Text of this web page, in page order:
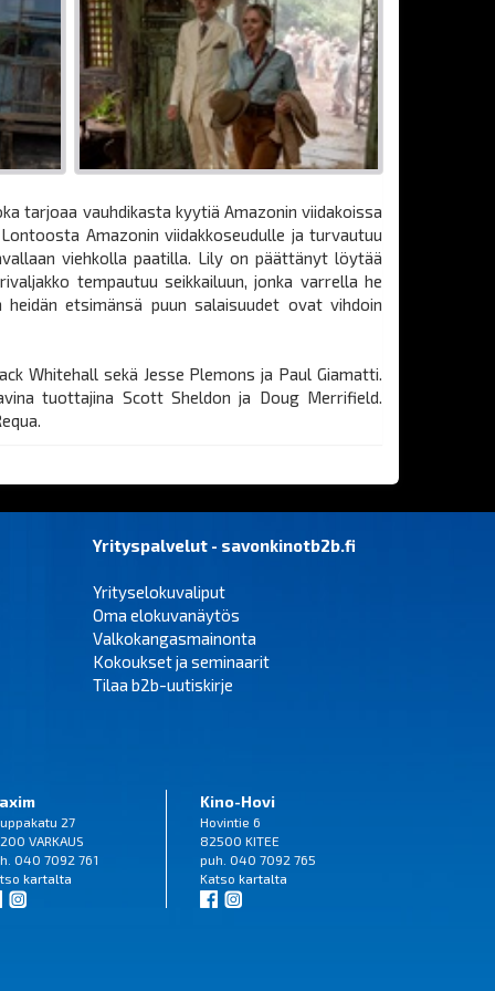
tarjoaa vauhdikasta kyytiä Amazonin viidakoissa
Amazonin viidakkoseudulle ja turvautuu
viehkolla paatilla. Lily on päättänyt löytää
tempautuu seikkailuun, jonka varrella he
etsimänsä puun salaisuudet ovat vihdoin
Whitehall sekä Jesse Plemons ja Paul Giamatti.
tuottajina Scott Sheldon ja Doug Merrifield.
Yrityspalvelut - savonkinotb2b.fi
Yrityselokuvaliput
Oma elokuvanäytös
Valkokangasmainonta
Kokoukset ja seminaarit
Tilaa b2b-uutiskirje
27
VARKAUS
040 7092 761
kartalta
Kino-Hovi
Hovintie 6
82500 KITEE
puh. 040 7092 765
Katso kartalta